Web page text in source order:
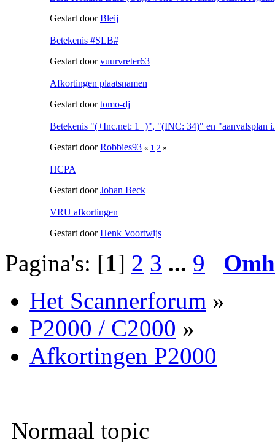
Gestart doorBleij
Betekenis #SLB#
Gestart doorvuurvreter63
Afkortingen plaatsnamen
Gestart doortomo-dj
Betekenis "(+Inc.net: 1+)", "(INC: 34)" en "aanvalsplan
Gestart doorRobbies93 « 1 2 »
HCPA
Gestart doorJohan Beck
VRU afkortingen
Gestart doorHenk Voortwijs
Pagina's: [1] 2 3 ... 9
Het Scannerforum »
P2000 / C2000 »
Afkortingen P2000
Normaal topic